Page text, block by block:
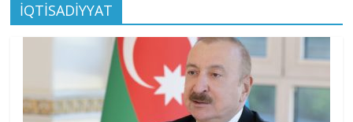
İQTİSADİYYAT